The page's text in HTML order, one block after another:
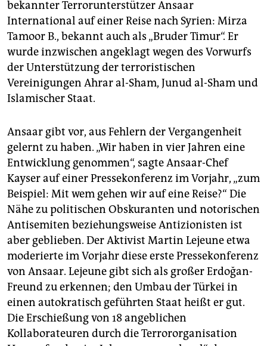
bekannter Terrorunterstützer Ansaar
International auf einer Reise nach Syrien: Mirza
Tamoor B., bekannt auch als „Bruder Timur“. Er
wurde inzwischen angeklagt wegen des Vorwurfs
der Unterstützung der terroristischen
Vereinigungen Ahrar al-Sham, Junud al-Sham und
Islamischer Staat.
Ansaar gibt vor, aus Fehlern der Vergangenheit
gelernt zu haben. „Wir haben in vier Jahren eine
Entwicklung genommen“, sagte Ansaar-Chef
Kayser auf einer Pressekonferenz im Vorjahr, „zum
Beispiel: Mit wem gehen wir auf eine Reise?“ Die
Nähe zu politischen Obskuranten und notorischen
Antisemiten beziehungsweise Antizio­nisten ist
aber geblieben. Der Aktivist Martin Lejeune etwa
moderierte im Vorjahr diese erste Pressekonferenz
von Ansaar. Lejeune gibt sich als großer Erdoğan-
Freund zu erkennen; den Umbau der Türkei in
einen autokratisch geführten Staat heißt er gut.
Die Erschießung von 18 angeblichen
Kollaborateuren durch die Terrororganisation